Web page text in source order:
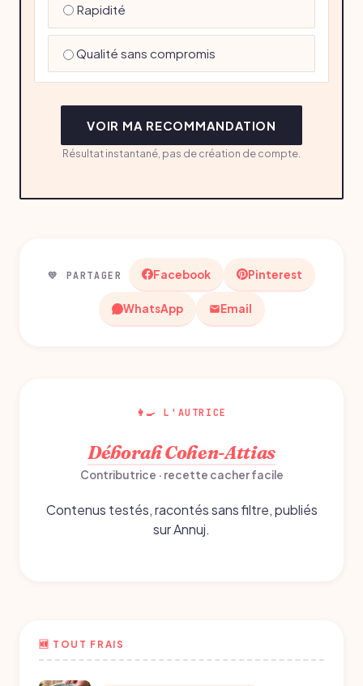
Rapidité
Qualité sans compromis
VOIR MA RECOMMANDATION
Résultat instantané, pas de création de compte.
💛 PARTAGER Facebook Pinterest
WhatsApp Email
👩‍🍳 L'AUTRICE
Déborah Cohen-Attias
Contributrice · recette cacher facile
Contenus testés, racontés sans filtre, publiés
sur Annuj.
🆕 TOUT FRAIS